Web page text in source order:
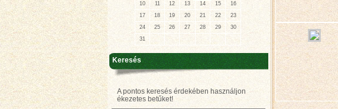
10
11 12 13 14 15
16
17
18 19 20 21 22
23
24
25 26 27 28 29
30
31
Keresés
A pontos keresés érdekében használjon
ékezetes betűket!